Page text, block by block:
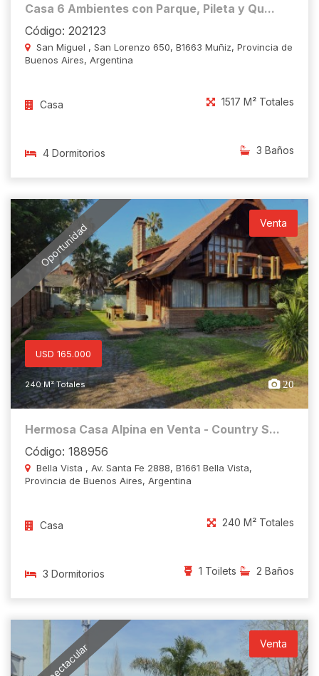
Casa 6 Ambientes con Parque, Pileta y Qu...
Código: 202123
San Miguel , San Lorenzo 650, B1663 Muñiz, Provincia de
Buenos Aires, Argentina
Casa 1517 M² Totales
4 Dormitorios 3 Baños
Oportunidad Venta
USD 165.000
240 M² Totales 20
Hermosa Casa Alpina en Venta - Country S...
Código: 188956
Bella Vista , Av. Santa Fe 2888, B1661 Bella Vista,
Provincia de Buenos Aires, Argentina
Casa 240 M² Totales
3 Dormitorios 2 Baños
1 Toilets
Espectacular Venta